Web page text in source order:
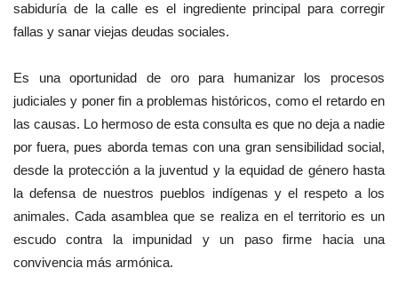
sabiduría de la calle es el ingrediente principal para corregir
fallas y sanar viejas deudas sociales.
Es una oportunidad de oro para humanizar los procesos
judiciales y poner fin a problemas históricos, como el retardo en
las causas. Lo hermoso de esta consulta es que no deja a nadie
por fuera, pues aborda temas con una gran sensibilidad social,
desde la protección a la juventud y la equidad de género hasta
la defensa de nuestros pueblos indígenas y el respeto a los
animales. Cada asamblea que se realiza en el territorio es un
escudo contra la impunidad y un paso firme hacia una
convivencia más armónica.